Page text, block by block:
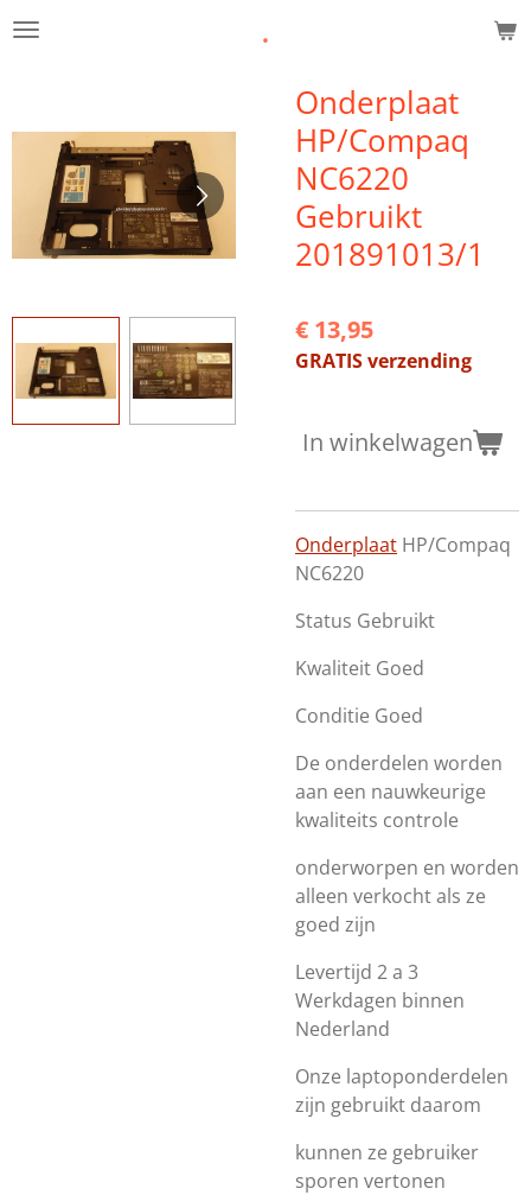
Ga
hoofdinhoud
.
Onderplaat
HP/Compaq
NC6220
Gebruikt
201891013/1
€ 13,95
GRATIS verzending
In winkelwagen
Onderplaat HP/Compaq
NC6220
Status Gebruikt
Kwaliteit Goed
Conditie Goed
De onderdelen worden
aan een nauwkeurige
kwaliteits controle
onderworpen en worden
alleen verkocht als ze
goed zijn
Levertijd 2 a 3
Werkdagen binnen
Nederland
Onze laptoponderdelen
zijn gebruikt daarom
kunnen ze gebruiker
sporen vertonen